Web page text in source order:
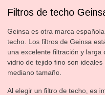
Filtros de techo
Geinsa es otra marca
techo. Los filtros de Geinsa
una excelente filtración y
vidrio de tejido fino son
mediano tamaño.
Al elegir un filtro de techo, es